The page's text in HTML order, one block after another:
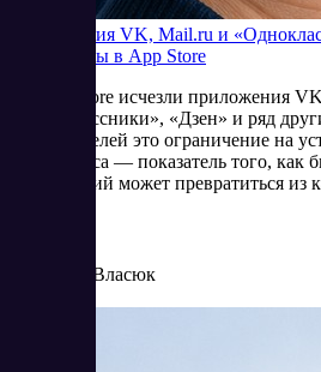
Приложения VK, Mail.ru и
недоступны в App Store
Из App Store исчезли приложения
«Одноклассники», «Дзен» и ряд
пользователей это ограничение на
Для бизнеса — показатель того,
приложений может превратиться из
Елена Власюк